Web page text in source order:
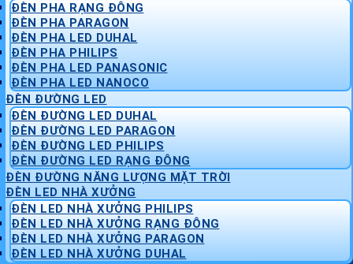
ĐÈN PHA RẠNG ĐÔNG
ĐÈN PHA PARAGON
ĐÈN PHA LED DUHAL
ĐÈN PHA PHILIPS
ĐÈN PHA LED PANASONIC
ĐÈN PHA LED NANOCO
ĐÈN ĐƯỜNG LED
ĐÈN ĐƯỜNG LED DUHAL
ĐÈN ĐƯỜNG LED PARAGON
ĐÈN ĐƯỜNG LED PHILIPS
ĐÈN ĐƯỜNG LED RẠNG ĐÔNG
ĐÈN ĐƯỜNG NĂNG LƯỢNG MẶT TRỜI
ĐÈN LED NHÀ XƯỞNG
ĐÈN LED NHÀ XƯỞNG PHILIPS
ĐÈN LED NHÀ XƯỞNG RẠNG ĐÔNG
ĐÈN LED NHÀ XƯỞNG PARAGON
ĐÈN LED NHÀ XƯỞNG DUHAL